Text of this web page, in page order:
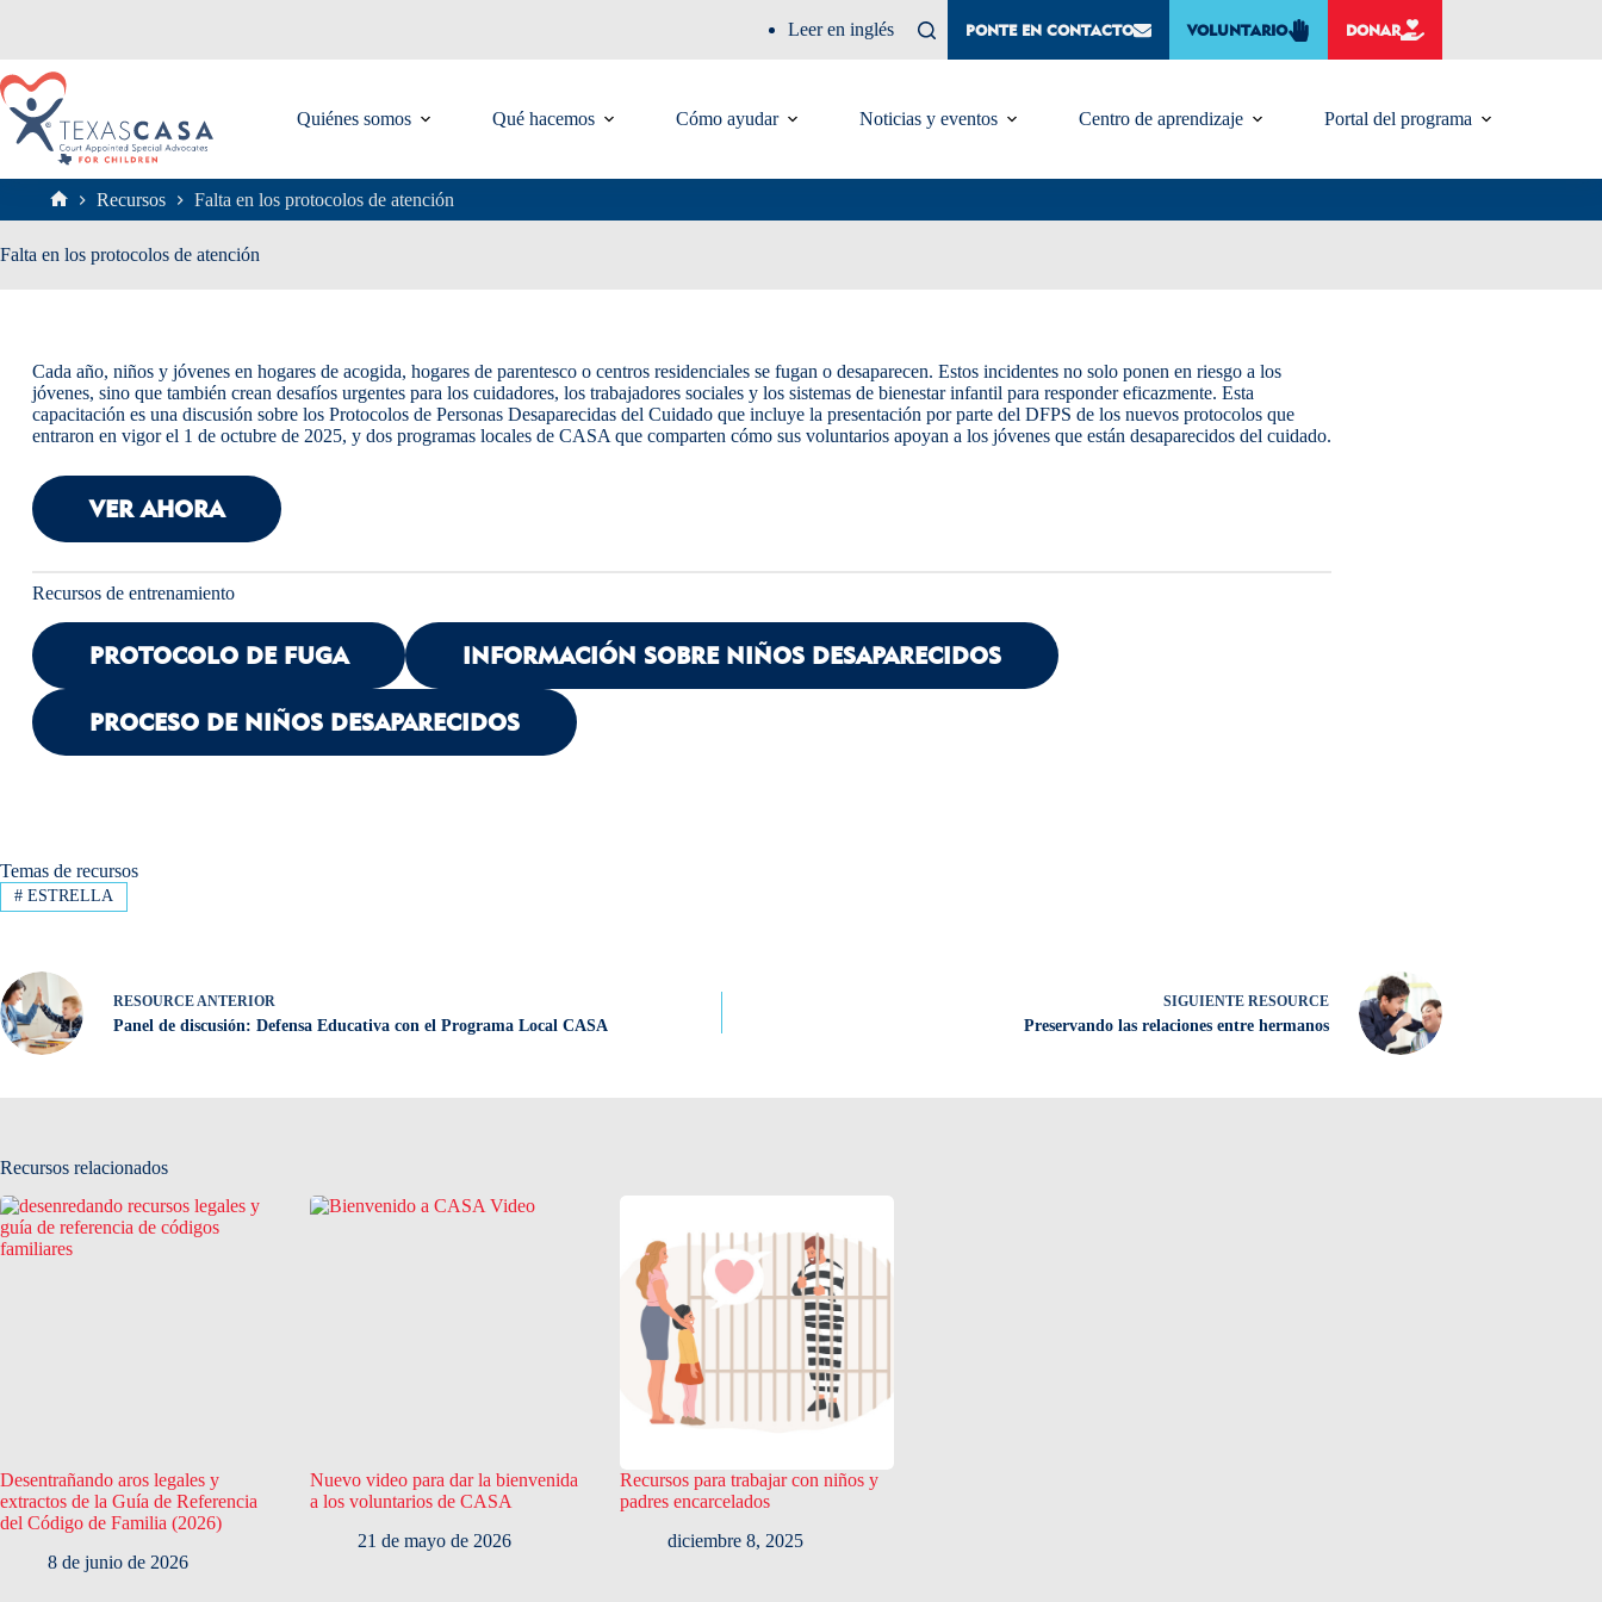
Leer en inglés PONTE EN CONTACTO VOLUNTARIO DONAR
Quiénes somos Qué hacemos Cómo ayudar Noticias y eventos Centro de aprendizaje Portal del programa
Inicio
Recursos Falta en los protocolos de atención
Falta en los protocolos de atención
Cada año, niños y jóvenes en hogares de acogida, hogares de parentesco o centros residenciales se fugan o desaparecen. Estos incidentes no solo ponen en riesgo a los
jóvenes, sino que también crean desafíos urgentes para los cuidadores, los trabajadores sociales y los sistemas de bienestar infantil para responder eficazmente. Esta
capacitación es una discusión sobre los Protocolos de Personas Desaparecidas del Cuidado que incluye la presentación por parte del DFPS de los nuevos protocolos que
entraron en vigor el 1 de octubre de 2025, y dos programas locales de CASA que comparten cómo sus voluntarios apoyan a los jóvenes que están desaparecidos del cuidado.
VER AHORA
Recursos de entrenamiento
PROTOCOLO DE FUGA INFORMACIÓN SOBRE NIÑOS DESAPARECIDOS
PROCESO DE NIÑOS DESAPARECIDOS
Temas de recursos
#ESTRELLA
RESOURCEANTERIOR
Panel de discusión: Defensa Educativa con el Programa Local CASA
SIGUIENTE RESOURCE
Preservando las relaciones entre hermanos
Recursos relacionados
Desentrañando aros legales y
extractos de la Guía de Referencia
del Código de Familia (2026)
8 de junio de 2026
Nuevo video para dar la bienvenida
a los voluntarios de CASA
21 de mayo de 2026
Recursos para trabajar con niños y
padres encarcelados
diciembre 8, 2025